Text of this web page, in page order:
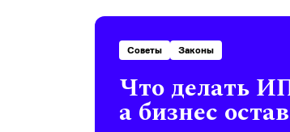
Советы Законы
Что делать
а бизнес